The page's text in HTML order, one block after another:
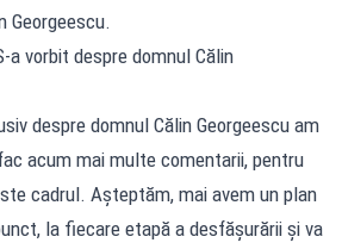
Georgeescu.
a vorbit despre domnul Călin
despre domnul Călin Georgeescu am
acum mai multe comentarii, pentru
cadrul. Așteptăm, mai avem un plan
la fiecare etapă a desfășurării și va